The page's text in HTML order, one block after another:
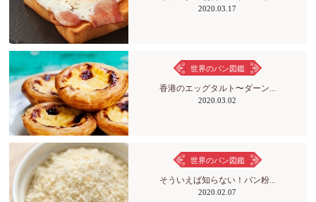
2020.03.17
世界のパン図鑑
香港のエッグタルト〜ダーン...
2020.03.02
世界のパン図鑑
そういえば知らない！パン粉...
2020.02.07